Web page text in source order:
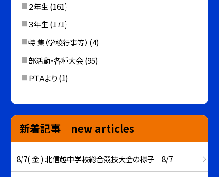
２年生 (161)
３年生(171)
特 集（学校行事等） (4)
部活動・各種大会(95)
ＰＴＡより (1)
新着記事 new articles
8/7( 金 ) 北信越中学校総合競技大会の様子 8/7